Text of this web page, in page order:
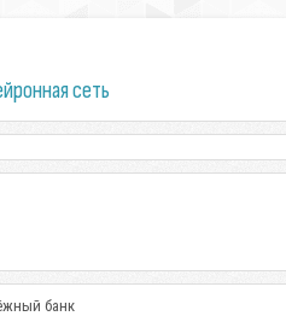
сеть
банк